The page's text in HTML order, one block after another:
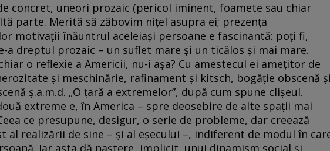
concret, uneori prozaic (pericol iminent, foamete sau chiar
parte. Merită să zăbovim nițel asupra ei; prezența
motivații înăuntrul aceleiași persoane e fascinantă: poți fi,
a dreptul prozaic – un suflet mare și un ticălos și mai mare.
o reflexie a Americii, nu-i așa? Cu amestecul ei amețitor de
și meschinărie, rafinament și kitsch, bogăție obscenă
ș.a.m.d. „O țară a extremelor”, după cum spune clișeul.
extreme e, în America – spre deosebire de alte spații mai
ce presupune, desigur, o serie de probleme, dar creează
al realizării de sine – și al eșecului –, indiferent de modul în